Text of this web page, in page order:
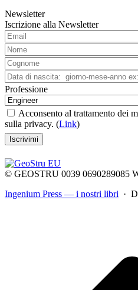
Newsletter
Iscrizione alla Newsletter
Professione
Acconsento al trattamento dei
sulla privacy. (Link)
© GEOSTRU 0039 0690289085
Ingenium Press — i nostri libri ·